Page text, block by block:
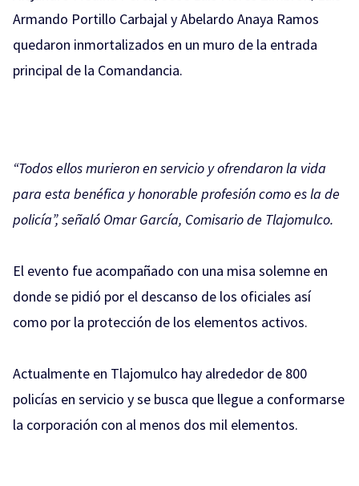
Armando Portillo Carbajal y Abelardo Anaya Ramos
quedaron inmortalizados en un muro de la entrada
principal de la Comandancia.
“Todos ellos murieron en servicio y ofrendaron la vida
para esta benéfica y honorable profesión como es la de
policía”, señaló Omar García, Comisario de Tlajomulco.
El evento fue acompañado con una misa solemne en
donde se pidió por el descanso de los oficiales así
como por la protección de los elementos activos.
Actualmente en Tlajomulco hay alrededor de 800
policías en servicio y se busca que llegue a conformarse
la corporación con al menos dos mil elementos.